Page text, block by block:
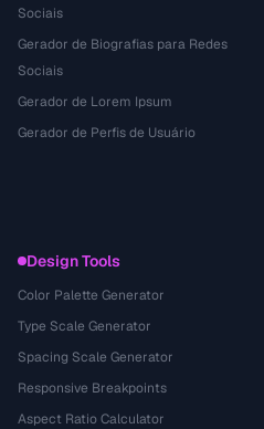
Sociais
Gerador de Biografias para Redes
Sociais
Gerador de Lorem Ipsum
Gerador de Perfis de Usuário
Design Tools
Color Palette Generator
Type Scale Generator
Spacing Scale Generator
Responsive Breakpoints
Aspect Ratio Calculator